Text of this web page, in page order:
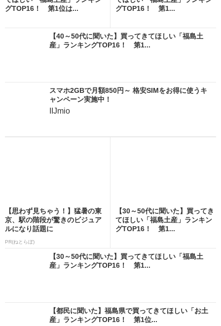
グTOP16！ 第1位は...
グTOP16！ 第1...
【40～50代に聞いた】買ってきてほしい「福島土
産」ランキングTOP16！ 第1...
スマホ2GBで月額850円～ 格安SIMをお得に使うキ
ャンペーン実施中！
IIJmio
【思わず見ちゃう！】猛暑の東
京、駅の階段が驚きのビジュア
ルになり話題に
PR(ねとらぼ)
【30～50代に聞いた】買ってき
てほしい「福島土産」ランキン
グTOP16！ 第1...
【30～50代に聞いた】買ってきてほしい「福島土
産」ランキングTOP16！ 第1...
【都民に聞いた】福島県で買ってきてほしい「お土
産」ランキングTOP16！ 第1位...